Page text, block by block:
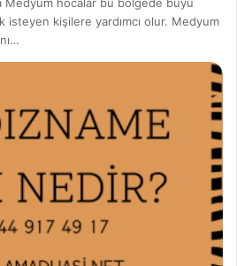
isteyen kişilere yardımcı olur. Medyum